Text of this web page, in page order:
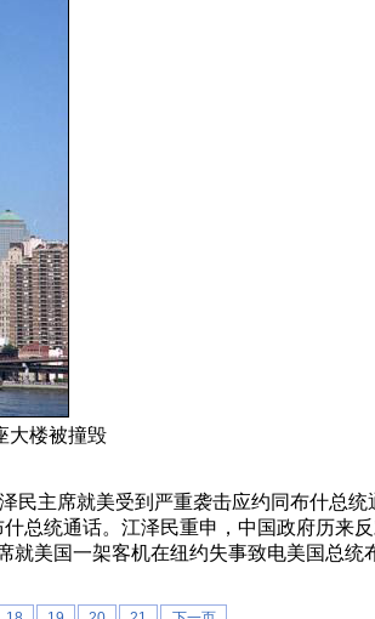
大楼被撞毁
主席就美受到严重袭击应约同布什总
总统通话。江泽民重申，中国政府历来
美国一架客机在纽约失事致电美国总统